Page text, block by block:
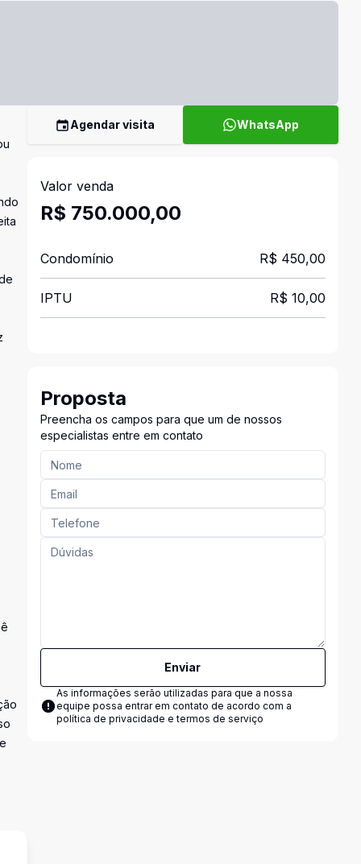
Agendar visita WhatsApp
Valor venda
R$ 750.000,00
Condomínio R$ 450,00
IPTU R$ 10,00
Proposta
Preencha os campos para que um de nossos
especialistas entre em contato
Enviar
As informações serão utilizadas para que a nossa
equipe possa entrar em contato de acordo com a
política de privacidade e termos de serviço